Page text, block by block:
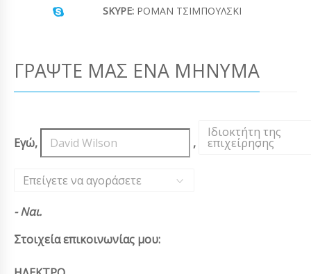
SKYPE: ΡΟΜΆΝ ΤΣΙΜΠΟΎΛΣΚΙ
ΓΡΆΨΤΕ ΜΑΣ ΈΝΑ ΜΉΝΥΜΑ
Εγώ, ,
Ιδιοκτήτη της
επιχείρησης
,
Επείγετε να αγοράσετε
- Ναι.
Στοιχεία επικοινωνίας μου: